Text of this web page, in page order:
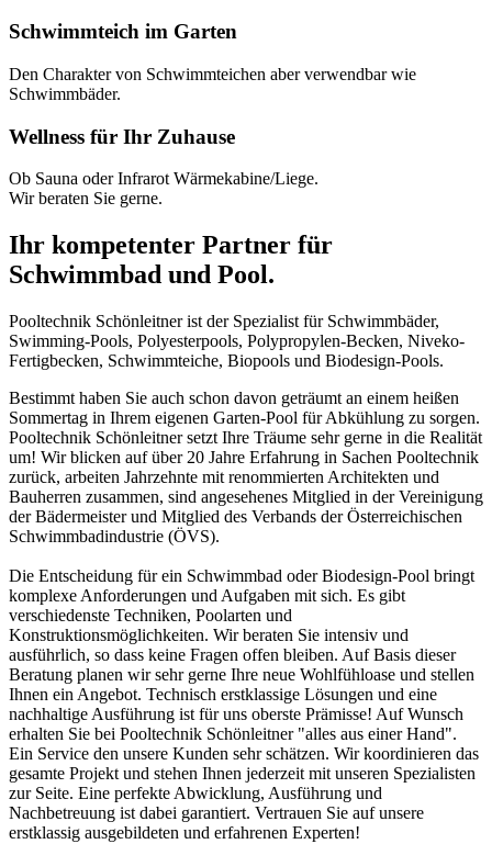
Schwimmteich im Garten
Den Charakter von Schwimmteichen aber verwendbar wie
Schwimmbäder.
Wellness für Ihr Zuhause
Ob Sauna oder Infrarot Wärmekabine/Liege.
Wir beraten Sie gerne.
Ihr kompetenter Partner für
Schwimmbad und Pool.
Pooltechnik Schönleitner ist der Spezialist für Schwimmbäder,
Swimming-Pools, Polyesterpools, Polypropylen-Becken, Niveko-
Fertigbecken, Schwimmteiche, Biopools und Biodesign-Pools.
Bestimmt haben Sie auch schon davon geträumt an einem heißen
Sommertag in Ihrem eigenen Garten-Pool für Abkühlung zu sorgen.
Pooltechnik Schönleitner setzt Ihre Träume sehr gerne in die Realität
um! Wir blicken auf über 20 Jahre Erfahrung in Sachen Pooltechnik
zurück, arbeiten Jahrzehnte mit renommierten Architekten und
Bauherren zusammen, sind angesehenes Mitglied in der Vereinigung
der Bädermeister und Mitglied des Verbands der Österreichischen
Schwimmbadindustrie (ÖVS).
Die Entscheidung für ein Schwimmbad oder Biodesign-Pool bringt
komplexe Anforderungen und Aufgaben mit sich. Es gibt
verschiedenste Techniken, Poolarten und
Konstruktionsmöglichkeiten. Wir beraten Sie intensiv und
ausführlich, so dass keine Fragen offen bleiben. Auf Basis dieser
Beratung planen wir sehr gerne Ihre neue Wohlfühloase und stellen
Ihnen ein Angebot. Technisch erstklassige Lösungen und eine
nachhaltige Ausführung ist für uns oberste Prämisse! Auf Wunsch
erhalten Sie bei Pooltechnik Schönleitner "alles aus einer Hand".
Ein Service den unsere Kunden sehr schätzen. Wir koordinieren das
gesamte Projekt und stehen Ihnen jederzeit mit unseren Spezialisten
zur Seite. Eine perfekte Abwicklung, Ausführung und
Nachbetreuung ist dabei garantiert. Vertrauen Sie auf unsere
erstklassig ausgebildeten und erfahrenen Experten!